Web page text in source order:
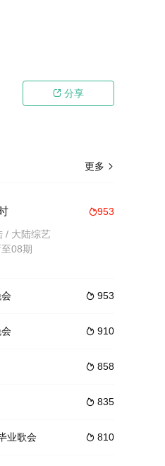
 分享
湾区嘉宾的主题探索形式，围绕第十
行后备箱互动迁徙摆摊。以美食为媒
更多 
953
/ 大陆综艺
08期
 953
 910
 858
 835
 810
业歌会